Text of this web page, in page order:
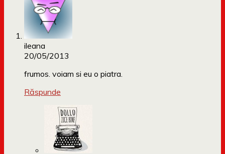
ileana
20/05/2013
frumos. voiam si eu o piatra.
Răspunde